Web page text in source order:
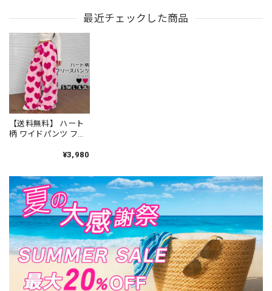
ンツ バイカラー 上下
ゆったり 楽ちん リラ
ックス ワンマイル お
泊り [LS-CGZ032]
ッチ とろみ ハイウエ
ロゴ ハイウエスト 体
最近チェックした商品
【送料無料】 ハート
柄 ワイドパンツ フリ
防寒 保温 暖かい 韓国
ゃれ 大人 かわいい フ
ェミニン ゆったり リ
ラックス 体型カバー
部屋着 ルームウェア
大人可愛い 大人女子
¥3,980